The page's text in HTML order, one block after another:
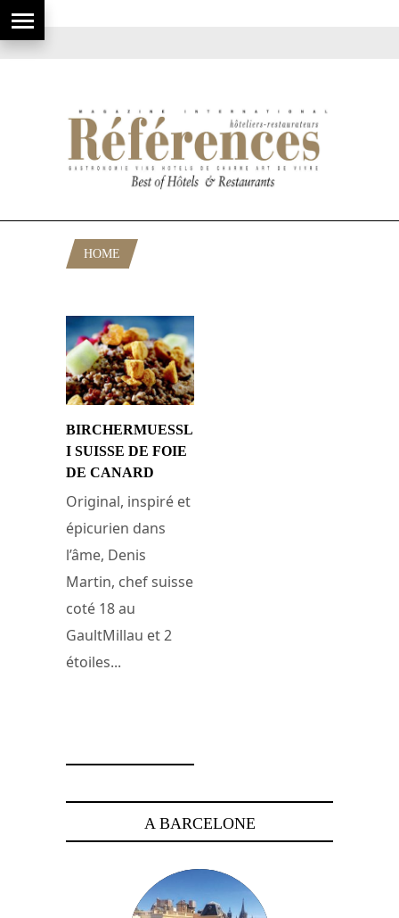
HOME
BIRCHERMUESSL
I SUISSE DE FOIE
DE CANARD
Original, inspiré et
épicurien dans
l’âme, Denis
Martin, chef suisse
coté 18 au
GaultMillau et 2
étoiles...
A BARCELONE